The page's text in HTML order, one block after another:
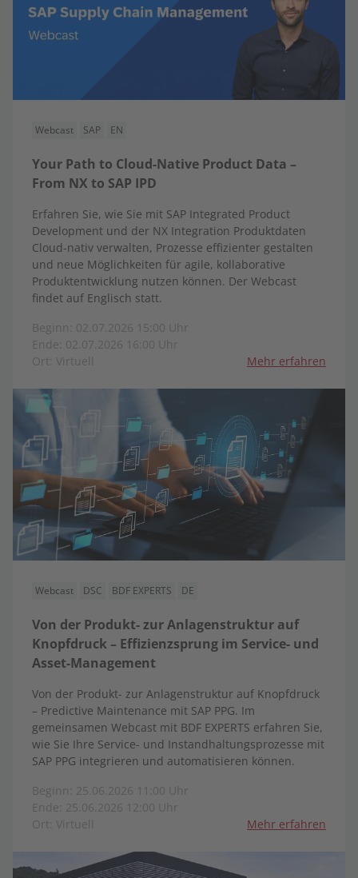
Webcast SAP EN
Your Path to Cloud-Native Product Data –
From NX to SAP IPD
Erfahren Sie, wie Sie mit SAP Integrated Product
Development und der NX Integration Produktdaten
Cloud-nativ verwalten, Prozesse effizienter gestalten
und neue Möglichkeiten für agile, kollaborative
Produktentwicklung nutzen können. Der Webcast
findet auf Englisch statt.
Beginn: 02.07.2026 15:00 Uhr
Ende: 02.07.2026 16:00 Uhr
Ort: Virtuell
Mehr erfahren
Webcast DSC BDF EXPERTS DE
Von der Produkt- zur Anlagenstruktur auf
Knopfdruck – Effizienzsprung im Service- und
Asset-Management
Von der Produkt- zur Anlagenstruktur auf Knopfdruck
– Predictive Maintenance mit SAP PPG. Im
gemeinsamen Webcast mit BDF EXPERTS erfahren Sie,
wie Sie Ihre Service- und Instandhaltungsprozesse mit
SAP PPG integrieren und automatisieren können.
Beginn: 25.06.2026 11:00 Uhr
Ende: 25.06.2026 12:00 Uhr
Ort: Virtuell
Mehr erfahren